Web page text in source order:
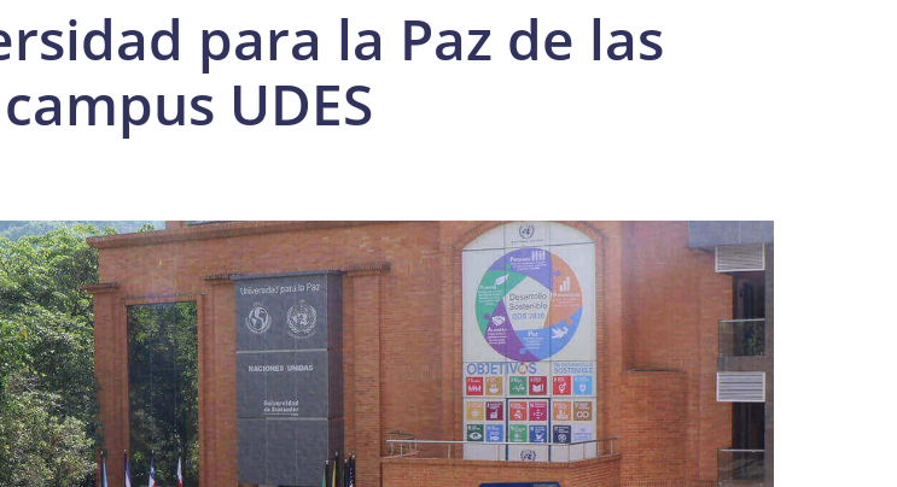
para la Paz de las
UDES